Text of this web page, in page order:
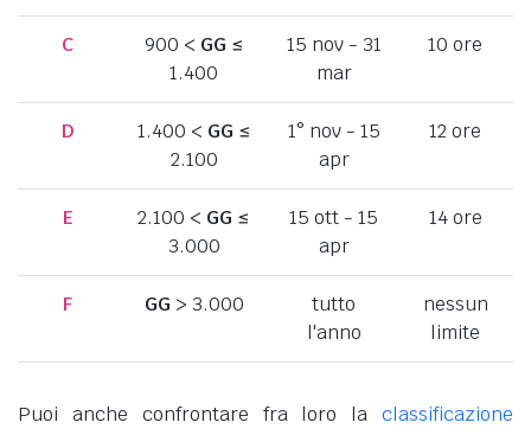
C 900 < GG ≤
1.400
15 nov - 31
mar
10 ore
D 1.400 < GG ≤
2.100
1° nov - 15
apr
12 ore
E 2.100 < GG ≤
3.000
15 ott - 15
apr
14 ore
F GG > 3.000
tutto
l'anno
nessun
limite
Puoi anche confrontare fra loro la classificazione